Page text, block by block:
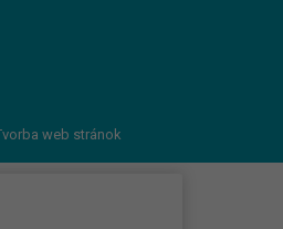
web stránok